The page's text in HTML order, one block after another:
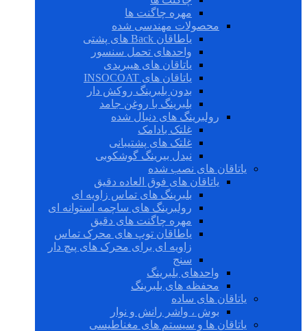
مهره چاگنت ها
محصولات مهندسی شده
یاطاقان Back های پشتی
واحدهای تحمل سنسور
یاتاقان های هیبریدی
یاتاقان های INSOCOAT
بدون بلبرینگ روکش دار
بلبرینگ با روغن جامد
رولبرینگ های دنبال شده
غلتک بادامک
غلتک های پشتیبانی
نیدل بیرینگ گوشکوبی
یاتاقان های نصب شده
یاتاقان های فوق العاده دقیق
بلبرینگ های تماس زاویه ای
رولبرینگ های ساچمه استوانه ای
مهره چاگنت های دقیق
یاطاقان توپ های محرک تماس
زاویه ای برای محرک های پیچ دار
سنج
واحدهای بلبرینگ
محفظه های بلبرینگ
یاتاقان های ساده
بوش ، واشر رانش و نوار
یاتاقان ها و سیستم های مغناطیسی